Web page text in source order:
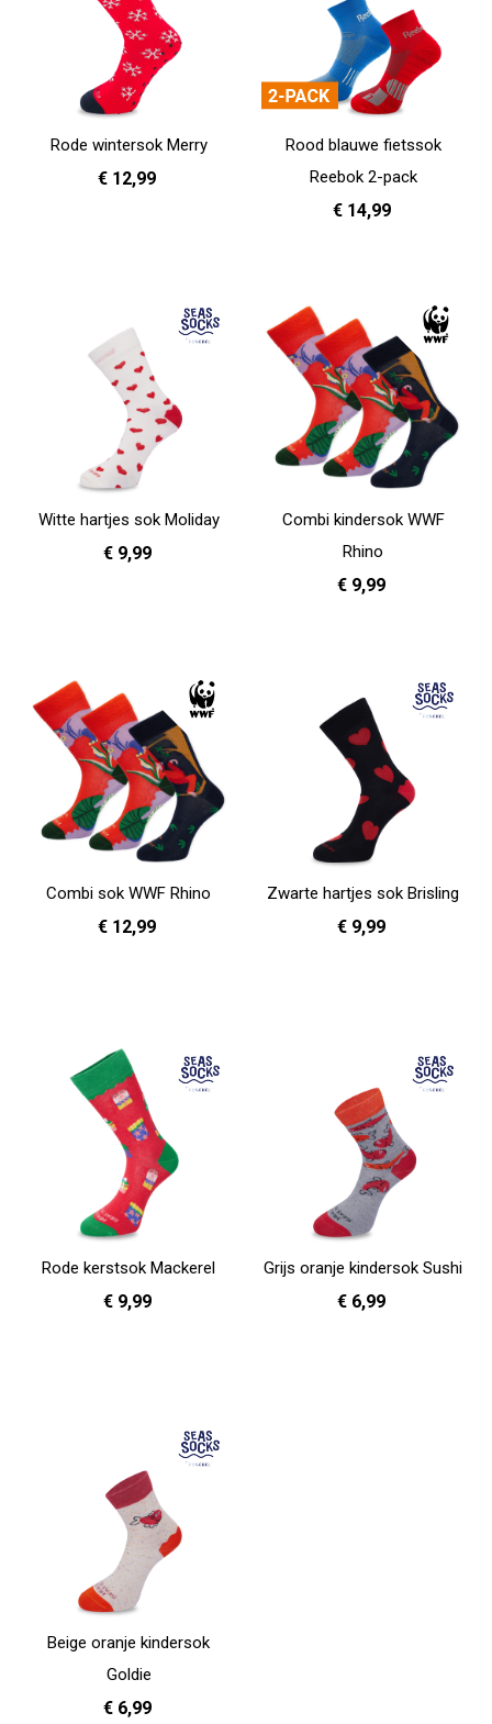
Rode wintersok Merry
€ 12,99
Rood blauwe fietssok
Reebok 2-pack
€ 14,99
Witte hartjes sok Moliday
€ 9,99
Combi kindersok WWF
Rhino
€ 9,99
Combi sok WWF Rhino
€ 12,99
Zwarte hartjes sok Brisling
€ 9,99
Rode kerstsok Mackerel
€ 9,99
Grijs oranje kindersok Sushi
€ 6,99
Beige oranje kindersok
Goldie
€ 6,99